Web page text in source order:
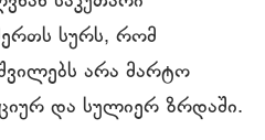
სურს, რომ
არა მარტო
და სულიერ ზრდაში.